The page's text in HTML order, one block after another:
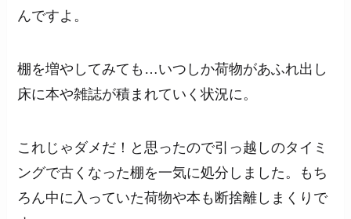
んですよ。
棚を増やしてみても…いつしか荷物があふれ出し
床に本や雑誌が積まれていく状況に。
これじゃダメだ！と思ったので引っ越しのタイミ
ングで古くなった棚を一気に処分しました。もち
ろん中に入っていた荷物や本も断捨離しまくりで